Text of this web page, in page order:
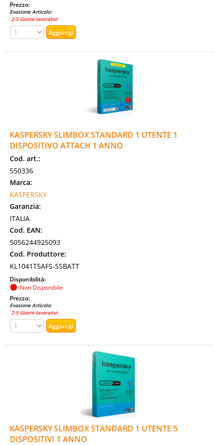
Prezzo:
Evasione Articolo:
2-5 Giorni lavorativi
KASPERSKY SLIMBOX STANDARD 1 UTENTE 1
DISPOSITIVO ATTACH 1 ANNO
Cod. art.:
550336
Marca:
KASPERSKY
Garanzia:
ITALIA
Cod. EAN:
5056244925093
Cod. Produttore:
KL1041T5AFS-SSBATT
Disponibilità:
Non Disponibile
Prezzo:
Evasione Articolo:
2-5 Giorni lavorativi
KASPERSKY SLIMBOX STANDARD 1 UTENTE 5
DISPOSITIVI 1 ANNO